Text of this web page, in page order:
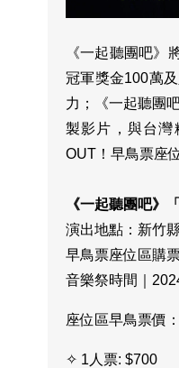
《一起聽團吧》
冠軍獎金100萬
力；《一起聽團
製影片，與台灣
OUT！早鳥票座
《一起聽團吧》
演出地點：新竹
早鳥票座位區購
音樂祭時間｜
座位區早鳥票價：
✧ 1人票: $700